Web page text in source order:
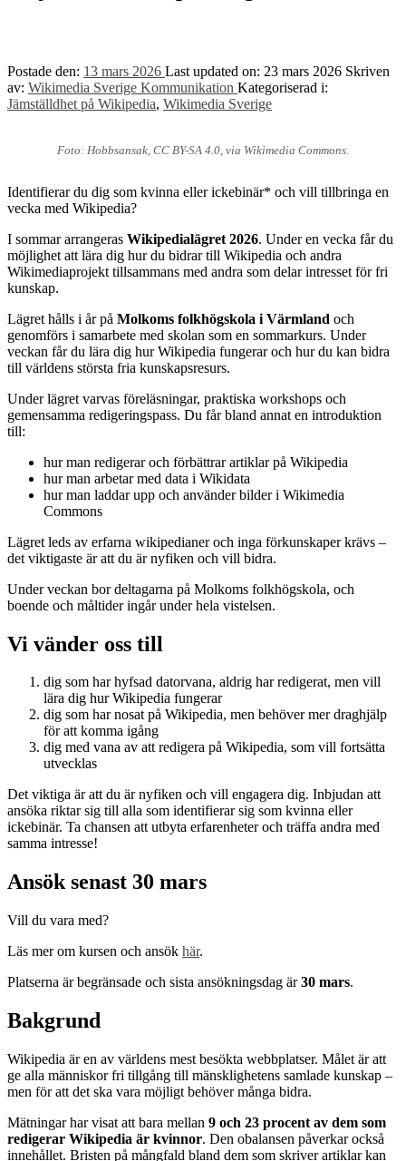
Postade den: 13 mars 2026 Last updated on: 23 mars 2026 Skriven
av: Wikimedia Sverige Kommunikation Kategoriserad i:
Jämställdhet på Wikipedia, Wikimedia Sverige
Foto: Hobbsansak, CC BY-SA 4.0, via Wikimedia Commons.
Identifierar du dig som kvinna eller ickebinär* och vill tillbringa en
vecka med Wikipedia?
I sommar arrangeras Wikipedialägret 2026. Under en vecka får du
möjlighet att lära dig hur du bidrar till Wikipedia och andra
Wikimediaprojekt tillsammans med andra som delar intresset för fri
kunskap.
Lägret hålls i år på Molkoms folkhögskola i Värmland och
genomförs i samarbete med skolan som en sommarkurs. Under
veckan får du lära dig hur Wikipedia fungerar och hur du kan bidra
till världens största fria kunskapsresurs.
Under lägret varvas föreläsningar, praktiska workshops och
gemensamma redigeringspass. Du får bland annat en introduktion
till:
hur man redigerar och förbättrar artiklar på Wikipedia
hur man arbetar med data i Wikidata
hur man laddar upp och använder bilder i Wikimedia
Commons
Lägret leds av erfarna wikipedianer och inga förkunskaper krävs –
det viktigaste är att du är nyfiken och vill bidra.
Under veckan bor deltagarna på Molkoms folkhögskola, och
boende och måltider ingår under hela vistelsen.
Vi vänder oss till
dig som har hyfsad datorvana, aldrig har redigerat, men vill
lära dig hur Wikipedia fungerar
dig som har nosat på Wikipedia, men behöver mer draghjälp
för att komma igång
dig med vana av att redigera på Wikipedia, som vill fortsätta
utvecklas
Det viktiga är att du är nyfiken och vill engagera dig. Inbjudan att
ansöka riktar sig till alla som identifierar sig som kvinna eller
ickebinär. Ta chansen att utbyta erfarenheter och träffa andra med
samma intresse!
Ansök senast 30 mars
Vill du vara med?
Läs mer om kursen och ansök här.
Platserna är begränsade och sista ansökningsdag är30 mars.
Bakgrund
Wikipedia är en av världens mest besökta webbplatser. Målet är att
ge alla människor fri tillgång till mänsklighetens samlade kunskap –
men för att det ska vara möjligt behöver många bidra.
Mätningar har visat att bara mellan 9 och 23 procent av dem som
redigerar Wikipedia är kvinnor. Den obalansen påverkar också
innehållet. Bristen på mångfald bland dem som skriver artiklar kan